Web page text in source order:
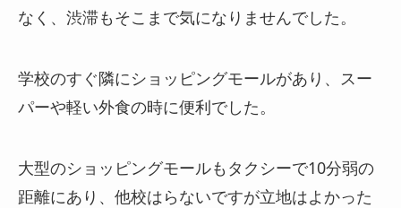
なく、渋滞もそこまで気になりませんでした。
学校のすぐ隣にショッピングモールがあり、スー
パーや軽い外食の時に便利でした。
大型のショッピングモールもタクシーで10分弱の
距離にあり、他校はらないですが立地はよかった